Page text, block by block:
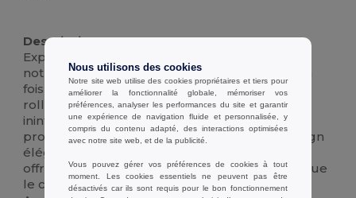
Description :
Expérimentez la précision de l'écriture avec
notre roller en aluminium avec clip. Conçu à la
fois pour le style et la fonctionnalité, ce stylo
roller promet un flux d'encre noire fluide et
ininterrompu, parfait pour les environnements
professionnels ou l'usage personnel. Son design
élégant et son corps en aluminium durable
offrent une prise en main confortable, tandis que
le clip pratique assure une portabilité aisée.
Nous utilisons des cookies
Notre site web utilise des cookies propriétaires et tiers pour
améliorer la fonctionnalité globale, mémoriser vos
préférences, analyser les performances du site et garantir
une expérience de navigation fluide et personnalisée, y
compris du contenu adapté, des interactions optimisées
avec notre site web, et de la publicité.
Vous pouvez gérer vos préférences de cookies à tout
moment. Les cookies essentiels ne peuvent pas être
désactivés car ils sont requis pour le bon fonctionnement